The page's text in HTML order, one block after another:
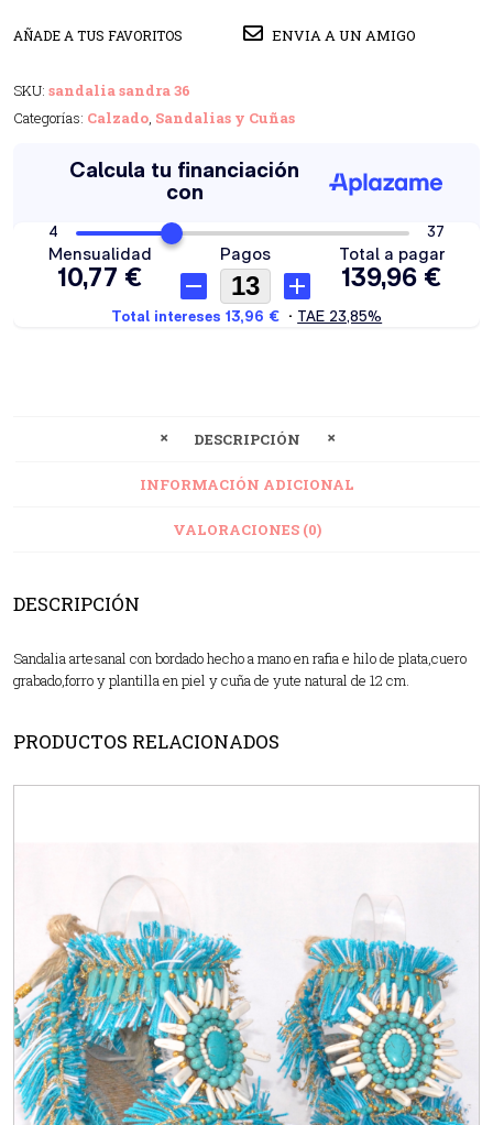
AÑADE A TUS FAVORITOS ENVIA A UN AMIGO
SKU: sandalia sandra 36
Categorías: Calzado, Sandalias y Cuñas
DESCRIPCIÓN
INFORMACIÓN ADICIONAL
VALORACIONES (0)
DESCRIPCIÓN
Sandalia artesanal con bordado hecho a mano en rafia e hilo de plata,cuero
grabado,forro y plantilla en piel y cuña de yute natural de 12 cm.
PRODUCTOS RELACIONADOS